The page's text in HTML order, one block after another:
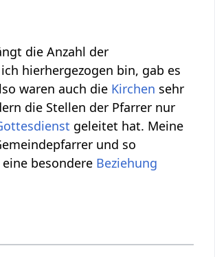
die Anzahl der
hierhergezogen bin, gab es
waren auch die Kirchen sehr
die Stellen der Pfarrer nur
geleitet hat. Meine
und so
besondere Beziehung